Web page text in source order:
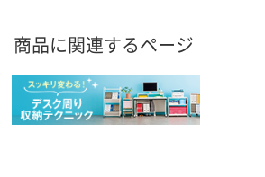
商品に関連するページ